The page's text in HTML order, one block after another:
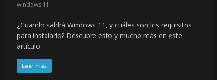
windows 11
¿Cuándo saldrá Windows 11, y cuáles son los requisitos
para instalarlo? Descubre esto y mucho más en este
artículo.
Leer más